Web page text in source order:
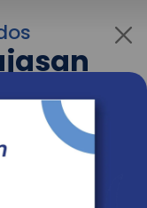
interés más